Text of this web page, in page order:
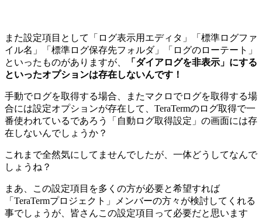
また設定項目として「ログ表示用エディタ」「標準ログファ
イル名」「標準ログ保存先フォルダ」「ログのローテート」
といったものがありますが、
「ダイアログを非表示」にする
といったオプションは存在しないんです！
手動でログを取得する場合、またマクロでログを取得する場
合には設定オプションが存在して、TeraTermのログ取得で一
番使われているであろう「自動ログ取得設定」の画面には存
在しないんでしょうか？
これまで全然気にしてませんでしたが、一体どうしてなんで
しょうね？
まあ、この設定項目を多くの方が必要と希望すれば
「TeraTermプロジェクト」メンバーの方々が検討してくれる
事でしょうが、皆さんこの設定項目って必要だと思います